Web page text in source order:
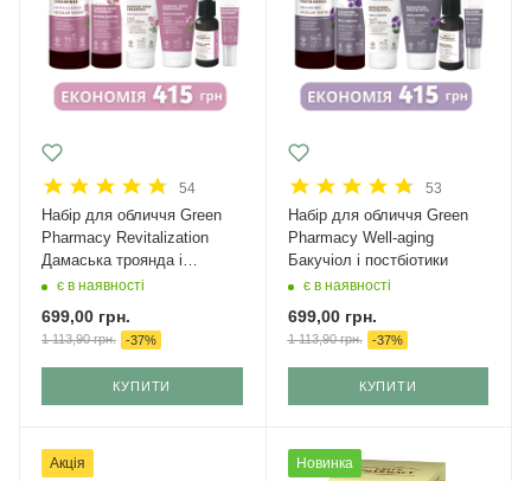
54
Набір для обличчя Green
Рharmacy Revitalization
Дамаська троянда і
кераміди
є в наявності
699,00 грн.
1 113,90грн. -37%
КУПИТИ
53
Набір для обличчя Green
Рharmacy Well-aging
Бакучіол і постбіотики
є в наявності
699,00грн.
1 113,90грн. -37%
КУПИТИ
Акція Новинка